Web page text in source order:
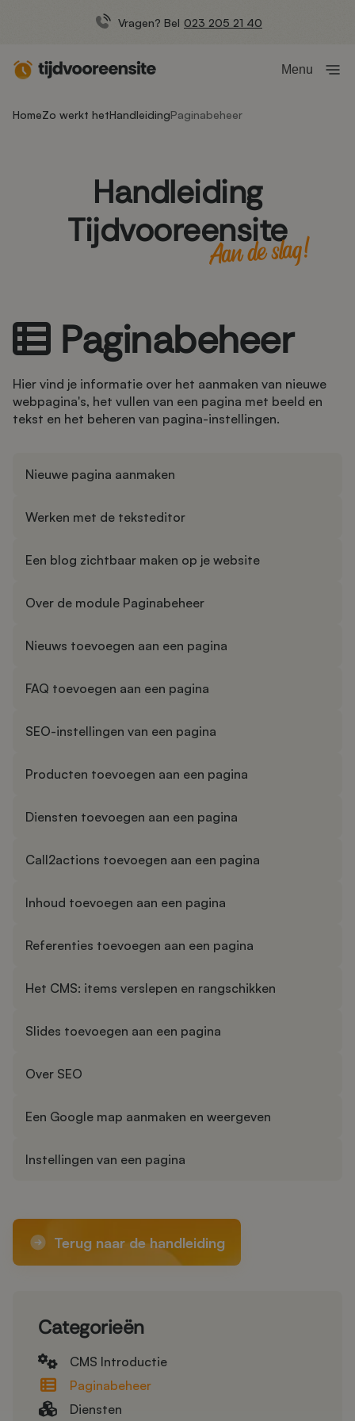
Vragen? Bel 023 205 21 40
Menu
HomeZo werkt hetHandleidingPaginabeheer
Handleiding
Tijdvooreensite
Aan de slag!
Paginabeheer
Hier vind je informatie over het aanmaken van nieuwe
webpagina's, het vullen van een pagina met beeld en
tekst en het beheren van pagina-instellingen.
Nieuwe pagina aanmaken
Werken met de teksteditor
Een blog zichtbaar maken op je website
Over de module Paginabeheer
Nieuws toevoegen aan een pagina
FAQ toevoegen aan een pagina
SEO-instellingen van een pagina
Producten toevoegen aan een pagina
Diensten toevoegen aan een pagina
Call2actions toevoegen aan een pagina
Inhoud toevoegen aan een pagina
Referenties toevoegen aan een pagina
Het CMS: items verslepen en rangschikken
Slides toevoegen aan een pagina
Over SEO
Een Google map aanmaken en weergeven
Instellingen van een pagina
Terug naar de handleiding
Categorieën
CMS Introductie
Paginabeheer
Diensten